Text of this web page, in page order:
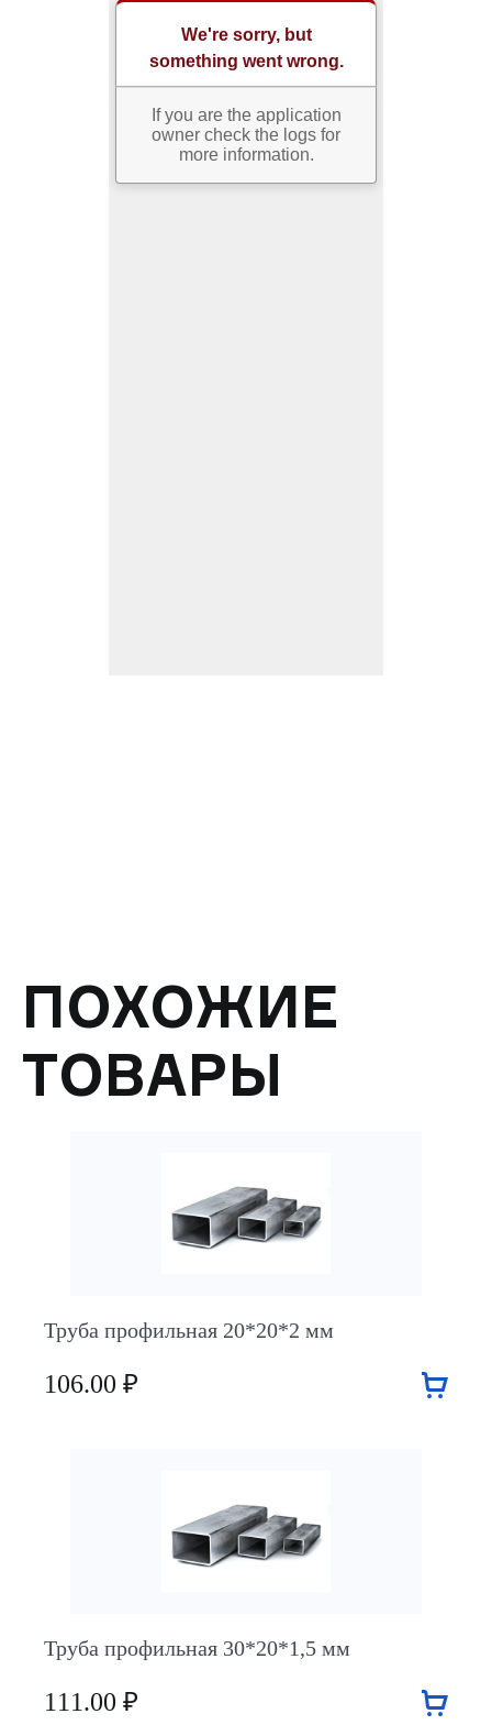
ПОХОЖИЕ
ТОВАРЫ
Труба профильная 20*20*2 мм
106.00 ₽
Труба профильная 30*20*1,5 мм
111.00 ₽